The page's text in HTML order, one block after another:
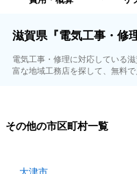
滋賀県『電気工事・修
電気工事・修理に対応している
富な地域工務店を探して、無料で
その他の市区町村一覧